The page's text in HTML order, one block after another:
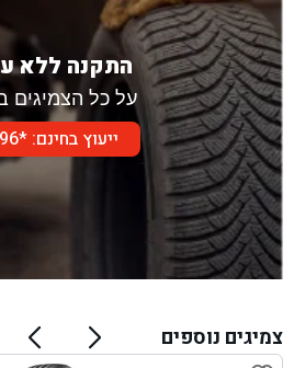
התקנה ללא
על כל הצמיגים
ייעוץ בחינם: *9096
צמיגים נוספים